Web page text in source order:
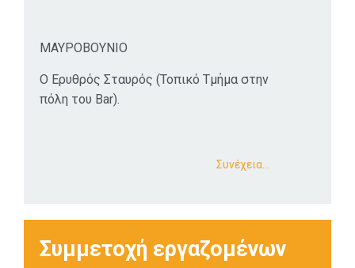
ΜΑΥΡΟΒΟΥΝΙΟ
Ο Ερυθρός Σταυρός (Τοπικό Τμήμα στην
πόλη του Bar).
Συνέχεια…
Συμμετοχή εργαζομένων